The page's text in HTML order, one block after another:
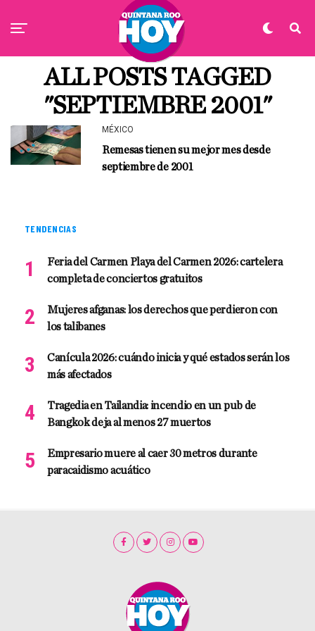
ALL POSTS TAGGED
"SEPTIEMBRE 2001"
MÉXICO
Remesas tienen su mejor mes desde
septiembre de 2001
TENDENCIAS
Feria del Carmen Playa del Carmen 2026: cartelera
completa de conciertos gratuitos
Mujeres afganas: los derechos que perdieron con
los talibanes
Canícula 2026: cuándo inicia y qué estados serán los
más afectados
Tragedia en Tailandia: incendio en un pub de
Bangkok deja al menos 27 muertos
Empresario muere al caer 30 metros durante
paracaidismo acuático